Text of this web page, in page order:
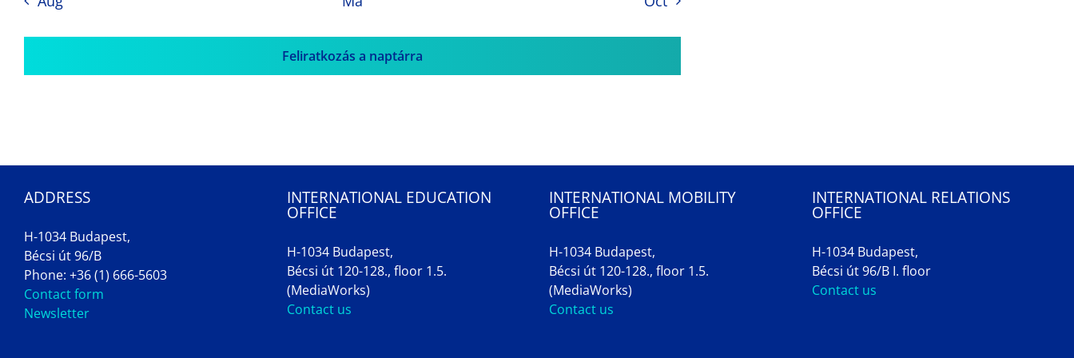
Feliratkozás a naptárra
ADDRESS
H-1034 Budapest,
Bécsi út 96/B
Phone: +36 (1) 666-5603
Contact form
Newsletter
INTERNATIONAL EDUCATION
OFFICE
H-1034 Budapest,
Bécsi út 120-128., floor 1.5.
(MediaWorks)
Contact us
INTERNATIONAL MOBILITY
OFFICE
H-1034 Budapest,
Bécsi út 120-128., floor 1.5.
(MediaWorks)
Contact us
INTERNATIONAL RELATIONS
OFFICE
H-1034 Budapest,
Bécsi út 96/B I. floor
Contact us